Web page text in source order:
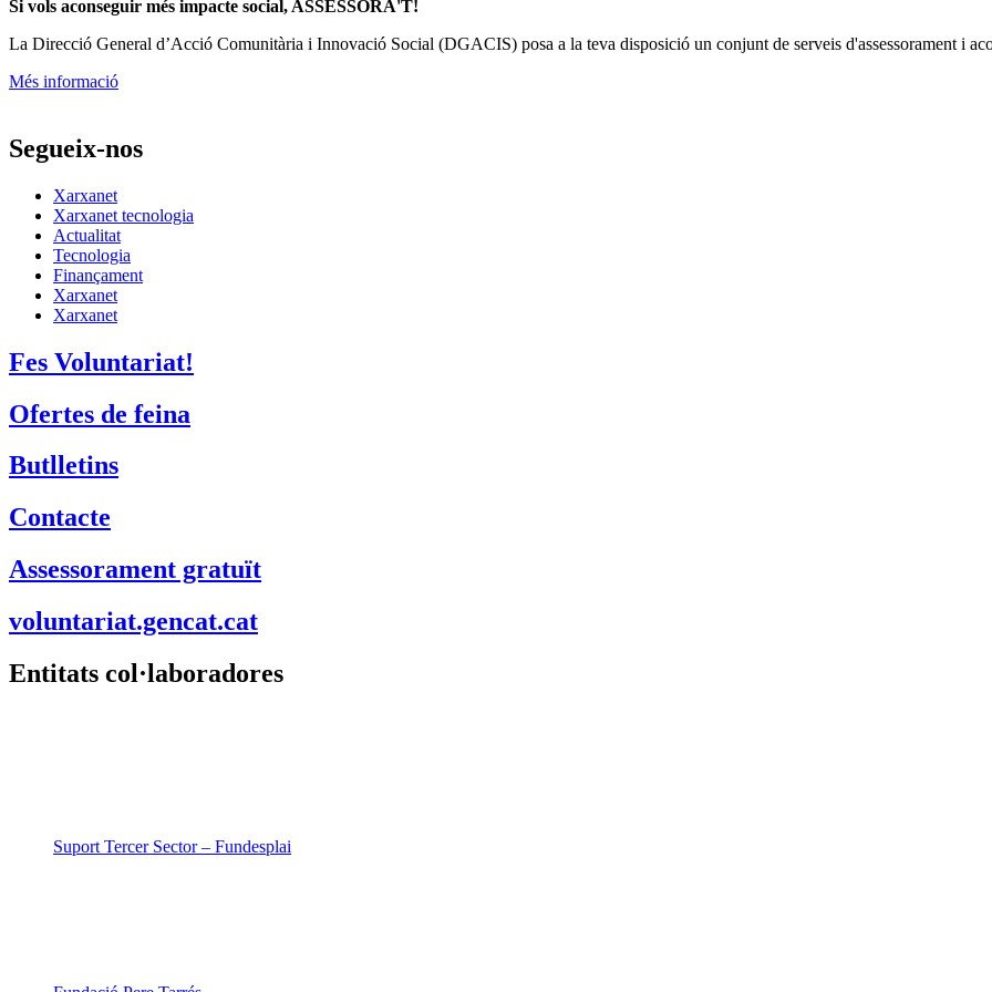
Si vols aconseguir més impacte social, ASSESSORA'T!
La Direcció General d’Acció Comunitària i Innovació Social (DGACIS) posa a la teva disposició un conjunt de serveis d'assessorament i
Més informació
Segueix-nos
Xarxanet
Xarxanet tecnologia
Actualitat
Tecnologia
Finançament
Xarxanet
Xarxanet
Fes Voluntariat!
Ofertes de feina
Butlletins
Contacte
Assessorament gratuït
voluntariat.gencat.cat
Entitats col·laboradores
Suport Tercer Sector – Fundesplai